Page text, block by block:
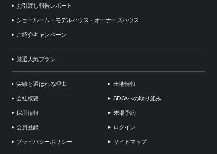
お引渡し報告レポート
ショールーム・モデルハウス・オーナーズハウス
ご紹介キャンペーン
厳選人気プラン
実績と選ばれる理由 土地情報
会社概要 SDGsへの取り組み
採用情報 来場予約
会員登録 ログイン
プライバシーポリシー サイトマップ